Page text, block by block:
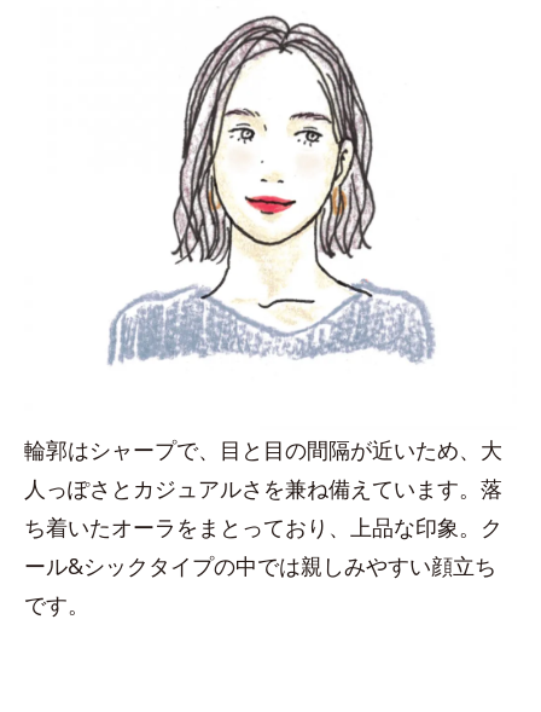
輪郭はシャープで、目と目の間隔が近いため、大
人っぽさとカジュアルさを兼ね備えています。落
ち着いたオーラをまとっており、上品な印象。ク
ール&シックタイプの中では親しみやすい顔立ち
です。